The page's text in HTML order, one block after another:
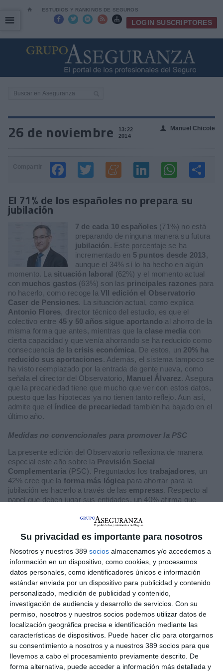
Su privacidad es importante para nosotros
Nosotros y nuestros 389 socios almacenamos y/o accedemos a
información en un dispositivo, como cookies, y procesamos
datos personales, como identificadores únicos e información
estándar enviada por un dispositivo para publicidad y contenido
personalizado, medición de publicidad y contenido,
investigación de audiencia y desarrollo de servicios. Con su
permiso, nosotros y nuestros socios podemos utilizar datos de
localización geográfica precisa e identificación mediante las
características de dispositivos. Puede hacer clic para otorgarnos
su consentimiento a nosotros y a nuestros 389 socios para que
llevemos a cabo el procesamiento previamente descrito. De
forma alternativa, puede acceder a información más detallada y
⌂ ESTUDIOS Y RANKINGS DE SEGUROS
     LOGIN SUSCRIPTORES
☰
☰
26 de noviembre
13:22
2014
👤 Manuel Chicote
El 71% de los españoles no prepara su
jubilación
7 de cada 10 españoles(71%) no está
preparando de ninguna manera su futura
jubilación . Este porcentaje se ha
incrementado en 5 puntos desde 2013,
aunque el 34% sí lo ha hecho en algún
momento. La situación laboral
(62%) y el momento actual
con muchos gastos (63%) son las principales razones para
no hacerlo, como recoge la VII edición el Observatorio
Caser de Pensiones. La situación actual, como explica
Antonio Flores, director técnico del estudio, es que el
colectivo entre 45 y 50 años sigue aportando al ahorro de la
misma forma que antes, mientras que la clase media con
cierta capacidad y que venía ahorrando se ha reducido como
consecuencia de la crisis económica. De estos, un 20% ha
reducido sus aportaciones. Además, el sistema tampoco se
ha visto reemplazado por la entrada de gente nueva, como
señala el director del Observatorio, Manuel Álvarez . Asegura
que la precariedad tiene que mucho que ver con estos datos,
puesto que las hipotecas ya no tienen tanto reflejo. Aun así,
admite que el índice de precariedad también ha bajado en el
último año.
Medidas no convencionales para promover la PSC
La presente edición del Observatorio reflexiona de manera
especial este año sobre
la Previsión Social
Complementaria (PSC). Preguntados lostrabajadores, un
42% cree que la forma más lógicapara ahorrar para la
jubilación es hacerlo a través de las empresas. Respecto al
papel que deben jugar sus entidades, un 40% afirma que
Planes de Pensiones. En cuanto a lasempresas
porcentaje mayor al de los trabajadores (49,6%) cree que la
forma lógica de ahorro es a través de ellas.
Los empleados consultados estarían dispuestos a hacer
ciertos sacrificios para crear un sistema de ahorro. El más
admitido seríaaumentar 30 minutos su jornada laboralo
renunciar a parte de los incrementos del sueldo , aunque
ninguno de los supuestos supera el aprobado.
El 63% de las empresas consultadas -350 con más de 50
trabajadores- afirma que cuentan con un sistema de ahorro
para la jubilación a favor de los empleados. Señalan también
que está al alcance de todos (72%), aunque en un 28%sólo
se ofrece a determinados empleados: según rango
jerárquico (68%) y antigüedad (66%). Entre los argumentos
para el poco desarrollo está la fiscalidad porque “espoco